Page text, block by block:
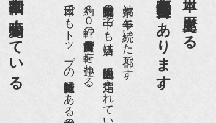
日本一、歴史ある
京都祇園骨董街にあります。
京都は千年も続いた都です。
京都祇園骨董街の中でも当店は、歴史的保全地区に指定されています。
約８０軒の古美術骨董商が軒を連ねる、
日本でもトップの祇園骨董街にある老舗の骨董店です。
京都祇園で小売販売している